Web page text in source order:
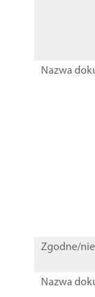
Nazwa
Zgodne/
Nazwa